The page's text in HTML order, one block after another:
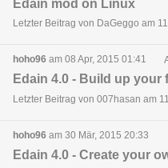
Edain mod on Linux
Letzter Beitrag von DaGeggo am
hoho96 am 08 Apr, 2015 01:41
Edain 4.0 - Build up your
Letzter Beitrag von 007hasan am
hoho96 am 30 Mär, 2015 20:33
Edain 4.0 - Create your